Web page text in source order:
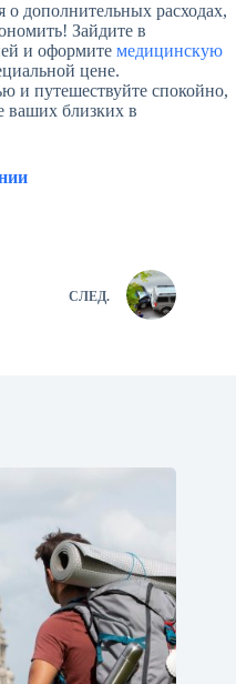
о дополнительных расходах,
Зайдите в
и оформите медицинскую
цене.
и путешествуйте спокойно,
ваших близких в
СЛЕД.